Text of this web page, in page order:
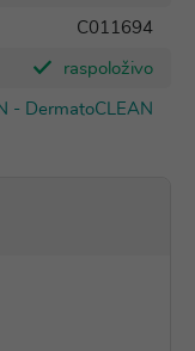
C011694
raspoloživo
- DermatoCLEAN